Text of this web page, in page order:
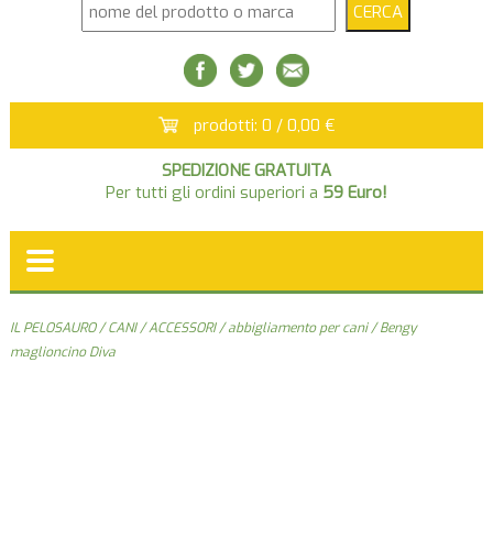
prodotti: 0 / 0,00 €
SPEDIZIONE GRATUITA
Per tutti gli ordini superiori a 59 Euro!
IL PELOSAURO/CANI/ACCESSORI/abbigliamento per cani/ Bengy
maglioncino Diva